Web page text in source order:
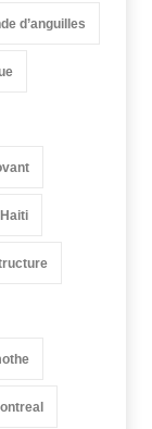
d’anguilles
Haiti